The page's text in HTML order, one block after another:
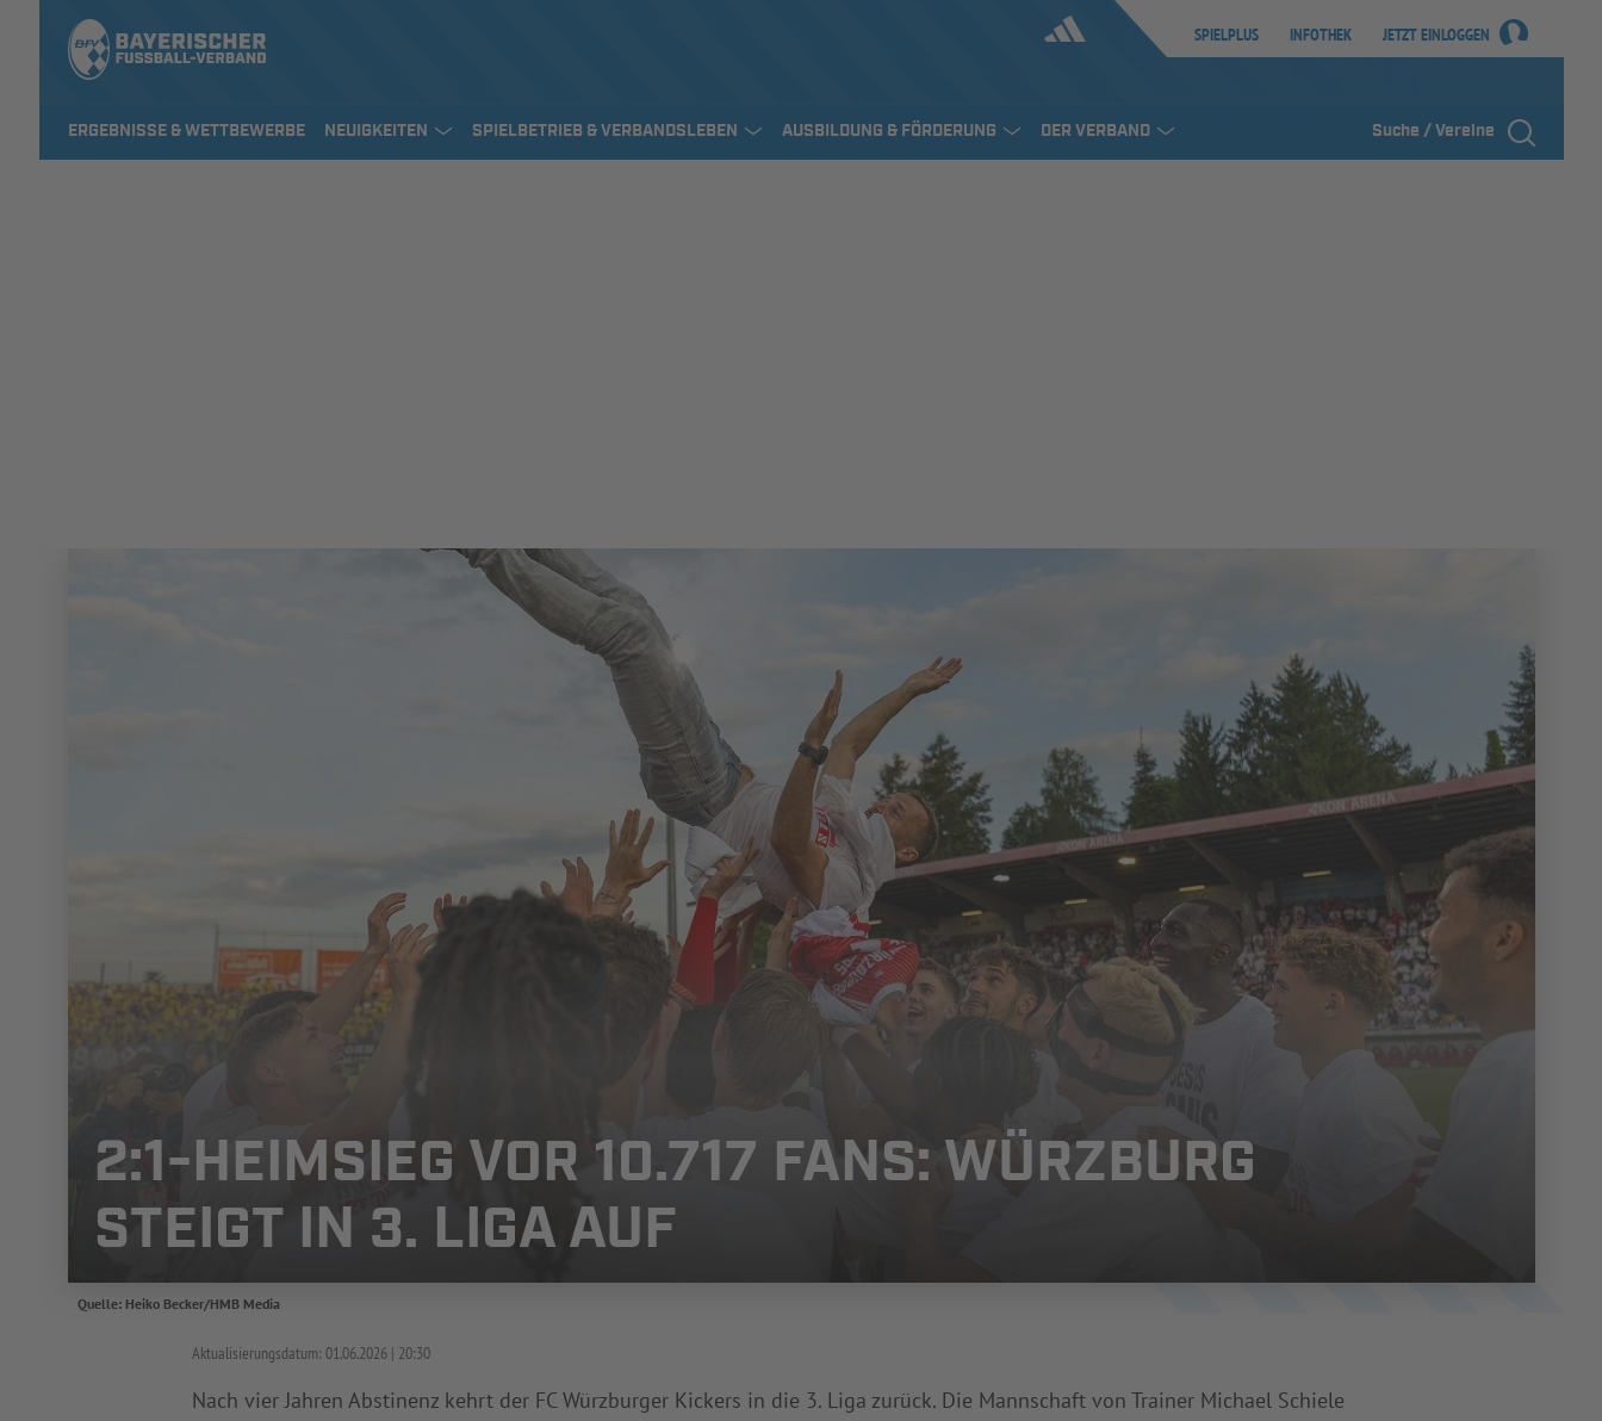
SPIELPLUS INFOTHEK JETZT EINLOGGEN
ERGEBNISSE & WETTBEWERBE NEUIGKEITEN SPIELBETRIEB & VERBANDSLEBEN AUSBILDUNG & FÖRDERUNG DER VERBAND Suche / Vereine
Quelle: Heiko Becker/HMB Media
2:1-HEIMSIEG VOR 10.717 FANS: WÜRZBURG
STEIGT IN 3. LIGA AUF
Aktualisierungsdatum: 01.06.2026 20:30
Nach vier Jahren Abstinenz kehrt der FC Würzburger Kickers in die 3. Liga zurück. Die Mannschaft von Trainer Michael Schiele